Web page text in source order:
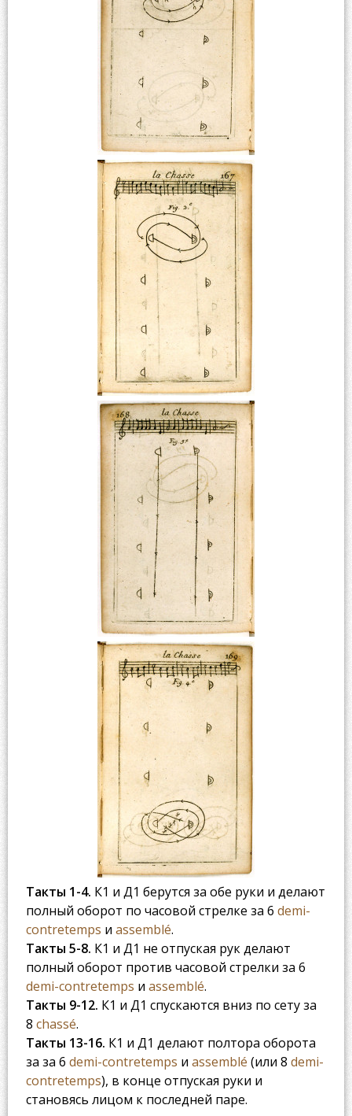
Такты 1-4. К1 и Д1 берутся за обе руки и делают
полный оборот по часовой стрелке за 6 demi-
contretemps и assemblé.
Такты 5-8. К1 и Д1 не отпуская рук делают
полный оборот против часовой стрелки за 6
demi-contretemps и assemblé.
Такты 9-12. К1 и Д1 спускаются вниз по сету за
8 chassé.
Такты 13-16. К1 и Д1 делают полтора оборота
за за 6 demi-contretemps и assemblé (или 8 demi-
contretemps), в конце отпуская руки и
становясь лицом к последней паре.